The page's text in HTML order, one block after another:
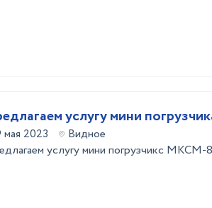
услугу мини
мая 2023
Видное
услугу мини погрузчикс МКСМ-